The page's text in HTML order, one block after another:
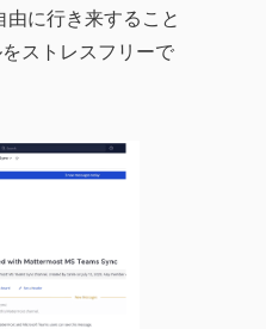
由に行き来すること
ストレスフリーで